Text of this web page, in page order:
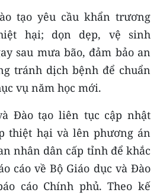
phía Bắc
Bộ và Tây
tạo yêu cầu khẩn trương
hại; dọn dẹp, vệ sinh
sau mưa bão, đảm bảo an
tránh dịch bệnh để chuẩn
vụ năm học mới.
Đào tạo liên tục cập nhật
thiệt hại và lên phương án
nhân dân cấp tỉnh để khắc
cáo về Bộ Giáo dục và Đào
cáo Chính phủ. Theo kế